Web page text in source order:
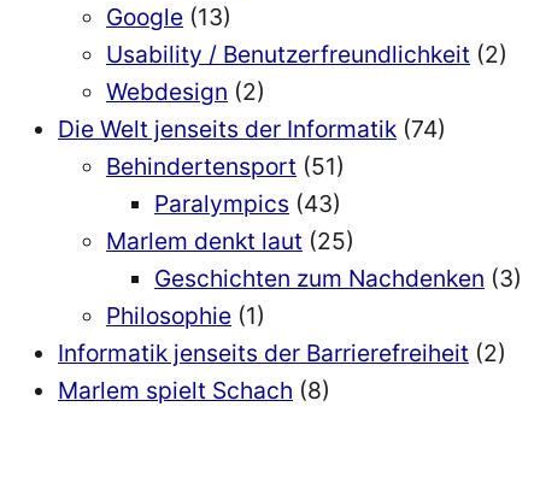
Google (13)
Usability / Benutzerfreundlichkeit (2)
Webdesign (2)
Die Welt jenseits der Informatik (74)
Behindertensport (51)
Paralympics (43)
Marlem denkt laut (25)
Geschichten zum Nachdenken (3)
Philosophie (1)
Informatik jenseits der Barrierefreiheit (2)
Marlem spielt Schach (8)